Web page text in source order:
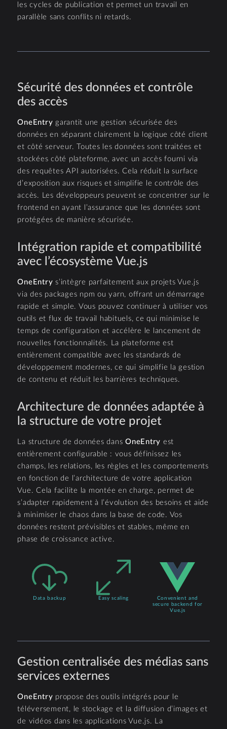
les cycles de publication et permet un travail en
parallèle sans conflits ni retards.
Sécurité des données et contrôle
des accès
OneEntry garantit une gestion sécurisée des
données en séparant clairement la logique côté client
et côté serveur. Toutes les données sont traitées et
stockées côté plateforme, avec un accès fourni via
des requêtes API autorisées. Cela réduit la surface
d’exposition aux risques et simplifie le contrôle des
accès. Les développeurs peuvent se concentrer sur le
frontend en ayant l’assurance que les données sont
protégées de manière sécurisée.
Intégration rapide et compatibilité
avec l’écosystème Vue.js
OneEntry s’intègre parfaitement aux projets Vue.js
via des packages npm ou yarn, offrant un démarrage
rapide et simple. Vous pouvez continuer à utiliser vos
outils et flux de travail habituels, ce qui minimise le
temps de configuration et accélère le lancement de
nouvelles fonctionnalités. La plateforme est
entièrement compatible avec les standards de
développement modernes, ce qui simplifie la gestion
de contenu et réduit les barrières techniques.
Architecture de données adaptée à
la structure de votre projet
La structure de données dansOneEntry est
entièrement configurable : vous définissez les
champs, les relations, les règles et les comportements
en fonction de l’architecture de votre application
Vue. Cela facilite la montée en charge, permet de
s’adapter rapidement à l’évolution des besoins et aide
à minimiser le chaos dans la base de code. Vos
données restent prévisibles et stables, même en
phase de croissance active.
Data backup Easy scaling
Convenient and
secure backend for
Vue.js
Gestion centralisée des médias sans
services externes
OneEntry propose des outils intégrés pour le
téléversement, le stockage et la diffusion d’images et
de vidéos dans les applications Vue.js. La